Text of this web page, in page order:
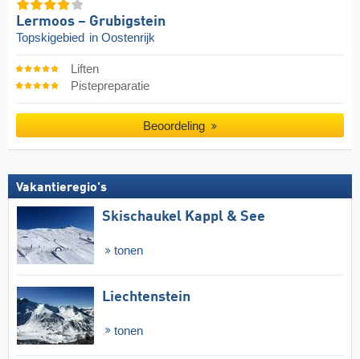
Lermoos – Grubigstein
Topskigebied in Oostenrijk
Liften
Pistepreparatie
Beoordeling
Vakantieregio's
Skischaukel Kappl & See
tonen
Liechtenstein
tonen